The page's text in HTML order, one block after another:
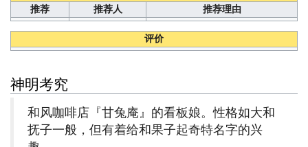
推荐
推荐人 推荐理由
评价
神明考究
和风咖啡店『甘兔庵』的看板娘。性格如大和
抚子一般，但有着给和果子起奇特名字的兴